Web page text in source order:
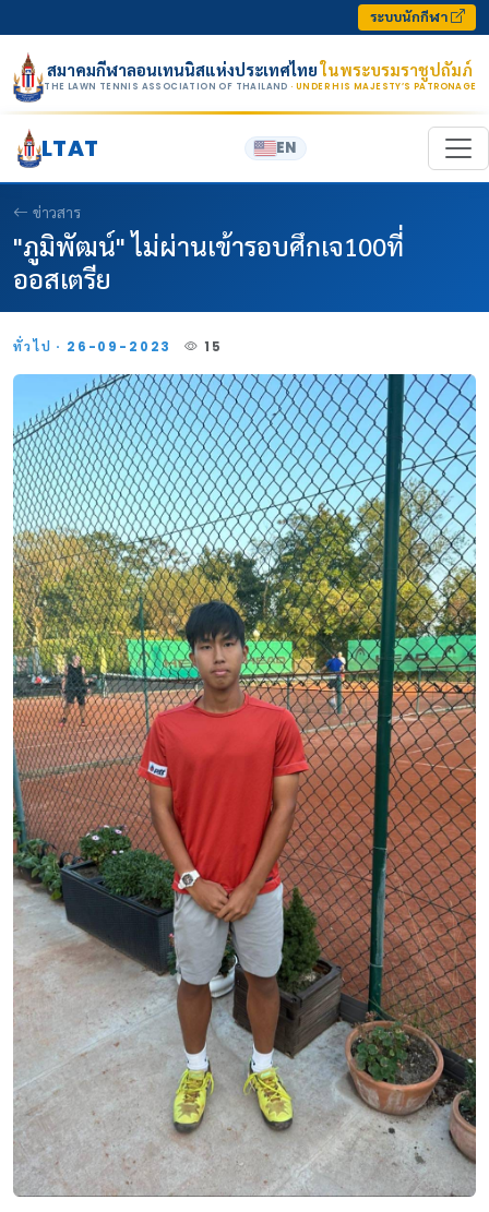
ระบบนักกีฬา
สมาคมกีฬาลอนเทนนิสแห่งประเทศไทยในพระบรมราชูปถัมภ์
THE LAWN TENNIS ASSOCIATION OF THAILAND · UNDER HIS MAJESTY’S PATRONAGE
LTAT EN
ข่าวสาร
"ภูมิพัฒน์" ไม่ผ่านเข้ารอบศึกเจ100ที่
ออสเตรีย
ทั่วไป · 26-09-2023 15